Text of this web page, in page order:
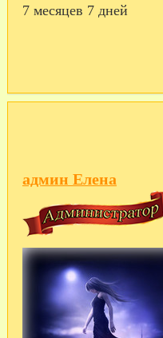
7 месяцев 7 дней
админ Елена